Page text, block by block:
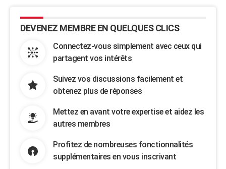
DEVENEZ MEMBRE EN QUELQUES CLICS
Connectez-vous simplement avec ceux qui
partagent vos intérêts
Suivez vos discussions facilement et
obtenez plus de réponses
Mettez en avant votre expertise et aidez les
autres membres
Profitez de nombreuses fonctionnalités
supplémentaires en vous inscrivant